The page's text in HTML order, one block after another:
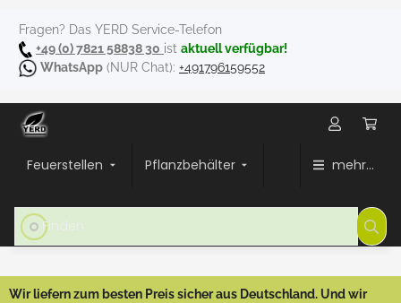
Fragen? Das YERD Service-Telefon
+49 (0) 7821 58838 30 ist aktuell verfügbar!
WhatsApp (NUR Chat): +491796159552
Feuerstellen Pflanzbehälter mehr...
Wir liefern zum besten Preis sicher aus Deutschland. Und wir